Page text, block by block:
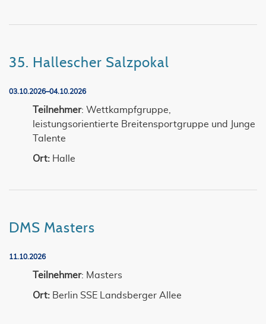
35. Hallescher Salzpokal
03.10.2026–04.10.2026
Teilnehmer: Wettkampfgruppe,
leistungsorientierte Breitensportgruppe und Junge
Talente
Ort: Halle
DMS Masters
11.10.2026
Teilnehmer: Masters
Ort: Berlin SSE Landsberger Allee